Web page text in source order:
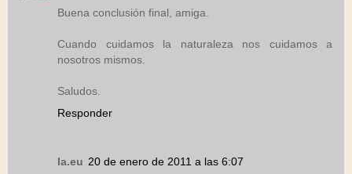
Buena conclusión final, amiga.
Cuando cuidamos la naturaleza nos cuidamos a
nosotros mismos.
Saludos.
Responder
la.eu 20 de enero de 2011 a las 6:07